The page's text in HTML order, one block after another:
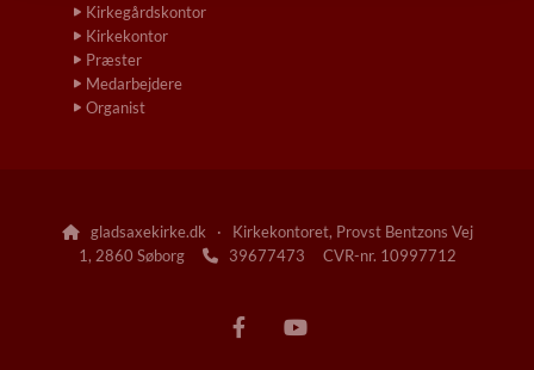
Kirkegårdskontor
Kirkekontor
Præster
Medarbejdere
Organist
gladsaxekirke.dk · Kirkekontoret, Provst Bentzons Vej
1, 2860 Søborg
39677473 CVR-nr. 10997712